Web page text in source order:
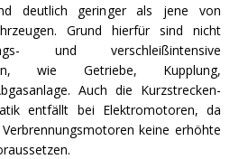
deutlich geringer als jene von
Grund hierfür sind nicht
und verschleißintensive
wie Getriebe, Kupplung,
Auch die Kurzstrecken-
entfällt bei Elektromotoren, da
keine erhöhte